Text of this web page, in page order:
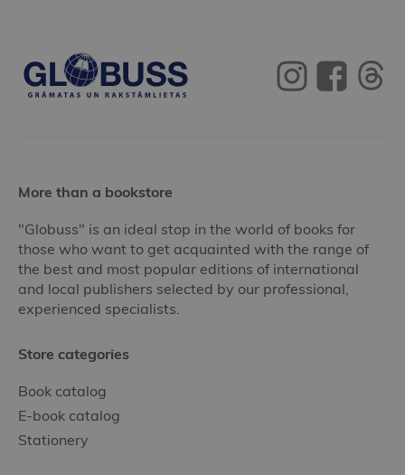
More than a bookstore
"Globuss" is an ideal stop in the world of books for
those who want to get acquainted with the range of
the best and most popular editions of international
and local publishers selected by our professional,
experienced specialists.
Store categories
Book catalog
E-book catalog
Stationery